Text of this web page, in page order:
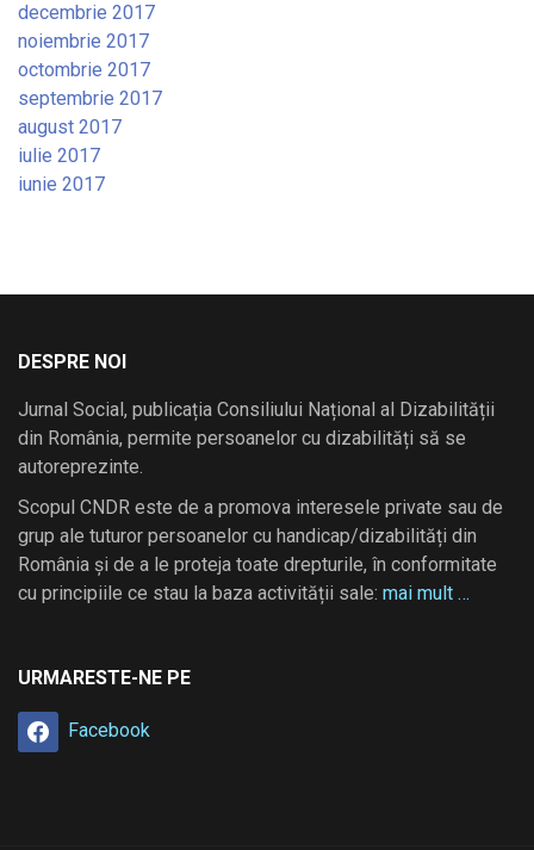
decembrie 2017
noiembrie 2017
octombrie 2017
septembrie 2017
august 2017
iulie 2017
iunie 2017
DESPRE NOI
Jurnal Social, publicația Consiliului Național al Dizabilității
din România, permite persoanelor cu dizabilități să se
autoreprezinte.
Scopul CNDR este de a promova interesele private sau de
grup ale tuturor persoanelor cu handicap/dizabilități din
România și de a le proteja toate drepturile, în conformitate
cu principiile ce stau la baza activității sale: mai mult …
URMARESTE-NE PE
Facebook